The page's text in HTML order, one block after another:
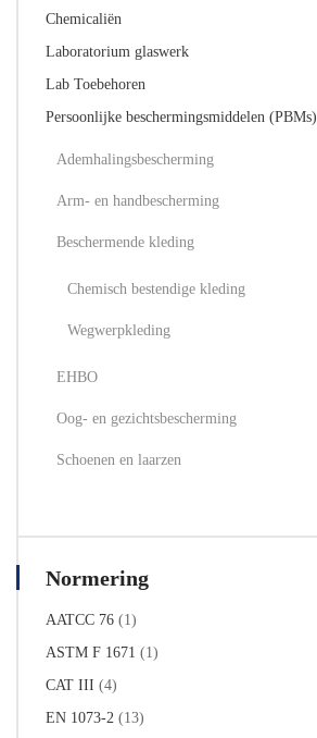
Chemicaliën
Laboratorium glaswerk
Lab Toebehoren
Persoonlijke beschermingsmiddelen (PBMs)
Ademhalingsbescherming
Arm- en handbescherming
Beschermende kleding
Chemisch bestendige kleding
Wegwerpkleding
EHBO
Oog- en gezichtsbescherming
Schoenen en laarzen
Normering
AATCC 76 (1)
ASTM F 1671 (1)
CAT III (4)
EN 1073-2 (13)